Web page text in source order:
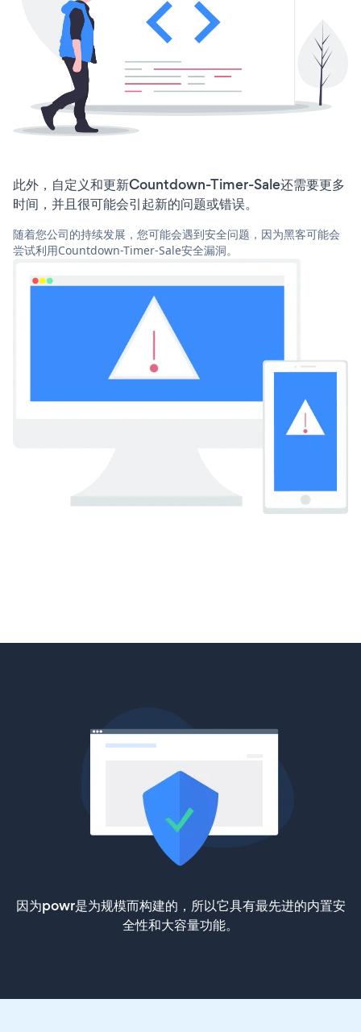
此外，自定义和更新Countdown-Timer-Sale还需要更多
时间，并且很可能会引起新的问题或错误。
随着您公司的持续发展，您可能会遇到安全问题，因为黑客可能会
尝试利用Countdown-Timer-Sale安全漏洞。
因为powr是为规模而构建的，所以它具有最先进的内置安
全性和大容量功能。